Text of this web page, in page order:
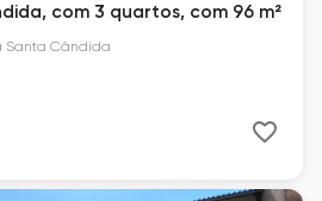
com 3 quartos, com 96 m²
Santa Cândida